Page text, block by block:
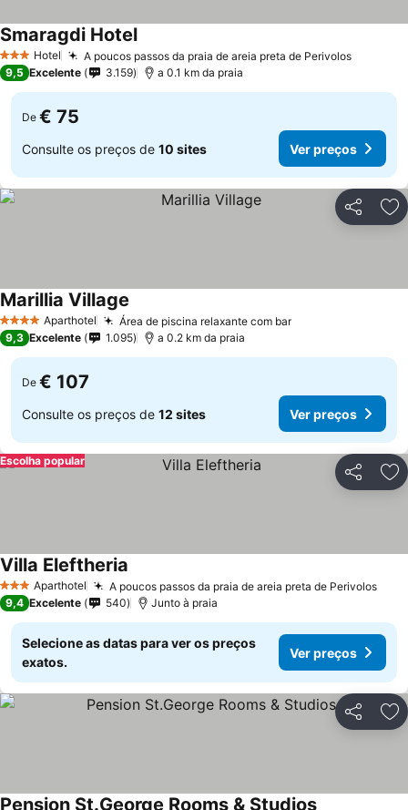
3 EstrelasHotel A poucos passos da praia de areia preta de PerivolosVer
Smaragdi HotelVer preços
9,5 Excelente 3.159 a 0.1 km da praia
De € 75
Consulte os preços de 10 sites Ver preços
Partilhar
4 EstrelasAparthotel Área de piscina relaxante com barVer preços
Marillia Village
9,3 Excelente 1.095 a 0.2 km da praia
De € 107
Consulte os preços de 12 sites Ver preços
Partilhar
Escolha popular
3 EstrelasAparthotel A poucos passos da praia de areia preta de PerivolosVer
Villa Eleftheria
9,4 Excelente 540 Junto à praia
Selecione as datas para ver os preços
exatos.
Ver preços
Partilhar
Pension St.George Rooms & Studios